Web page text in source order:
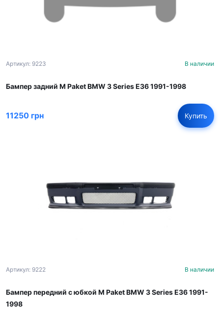
Артикул: 9223 В наличии
Бампер задний M Paket BMW 3 Series E36 1991-1998
11250 грн Купить
Артикул: 9222 В наличии
Бампер передний с юбкой M Paket BMW 3 Series E36 1991-
1998